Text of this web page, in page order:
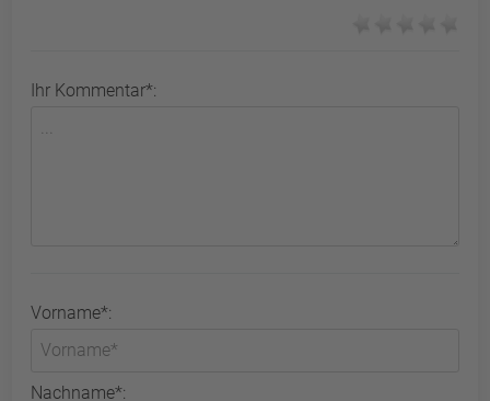
Ihr Kommentar*:
Vorname*:
Nachname*: